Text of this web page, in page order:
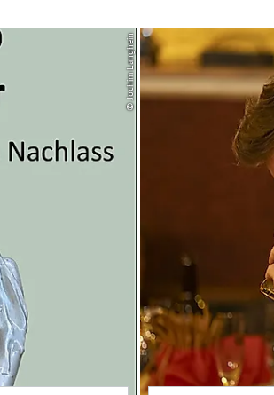
© Jochim Langhein